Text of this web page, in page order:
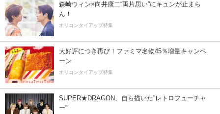
森崎ウィン×向井康二“両片思い”にキュンが止まら
ん！
オリコンタイアップ特集
大好評につき再び！ファミマ名物45％増量キャンペ
ーン
オリコンタイアップ特集
SUPER★DRAGON、自ら描いた”レトロフューチャ
ー”